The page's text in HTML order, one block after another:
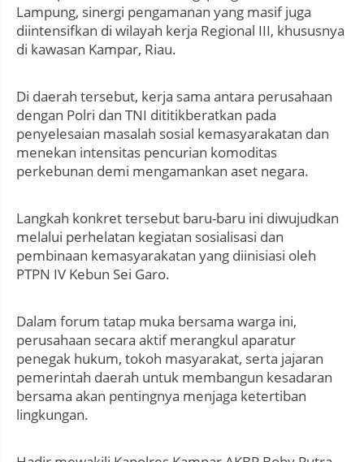
Lampung, sinergi pengamanan yang masif juga
diintensifkan di wilayah kerja Regional III, khususnya
di kawasan Kampar, Riau.
Di daerah tersebut, kerja sama antara perusahaan
dengan Polri dan TNI dititikberatkan pada
penyelesaian masalah sosial kemasyarakatan dan
menekan intensitas pencurian komoditas
perkebunan demi mengamankan aset negara.
Langkah konkret tersebut baru-baru ini diwujudkan
melalui perhelatan kegiatan sosialisasi dan
pembinaan kemasyarakatan yang diinisiasi oleh
PTPN IV Kebun Sei Garo.
Dalam forum tatap muka bersama warga ini,
perusahaan secara aktif merangkul aparatur
penegak hukum, tokoh masyarakat, serta jajaran
pemerintah daerah untuk membangun kesadaran
bersama akan pentingnya menjaga ketertiban
lingkungan.